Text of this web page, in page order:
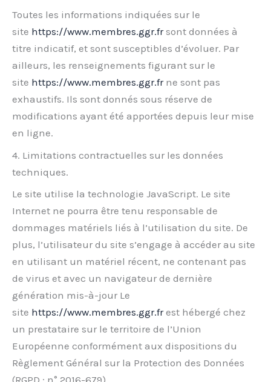
Toutes les informations indiquées sur le
site https://www.membres.ggr.frsont données à
titre indicatif, et sont susceptibles d’évoluer. Par
ailleurs, les renseignements figurant sur le
site https://www.membres.ggr.frne sont pas
exhaustifs. Ils sont donnés sous réserve de
modifications ayant été apportées depuis leur mise
en ligne.
4. Limitations contractuelles sur les données
techniques.
Le site utilise la technologie JavaScript. Le site
Internet ne pourra être tenu responsable de
dommages matériels liés à l’utilisation du site. De
plus, l’utilisateur du site s’engage à accéder au site
en utilisant un matériel récent, ne contenant pas
de virus et avec un navigateur de dernière
génération mis-à-jour Le
site https://www.membres.ggr.frest hébergé chez
un prestataire sur le territoire de l’Union
Européenne conformément aux dispositions du
Règlement Général sur la Protection des Données
(RGPD : n° 2016-679)